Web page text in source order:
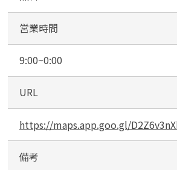
営業時間
9:00~0:00
URL
https://maps.app.goo.gl/
備考